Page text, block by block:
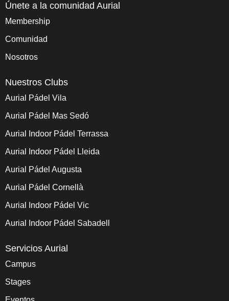
Únete a la comunidad Aurial
Membership
Comunidad
Nosotros
Nuestros Clubs
Aurial Pádel Vila
Aurial Pádel Mas Sedó
Aurial Indoor Pádel Terrassa
Aurial Indoor Pádel Lleida
Aurial Pádel Augusta
Aurial Pádel Cornellà
Aurial Indoor Pádel Vic
Aurial Indoor Pádel Sabadell
Servicios Aurial
Campus
Stages